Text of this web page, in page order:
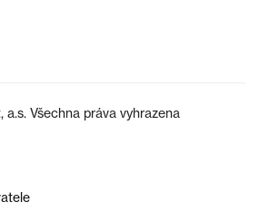
Všechna práva vyhrazena